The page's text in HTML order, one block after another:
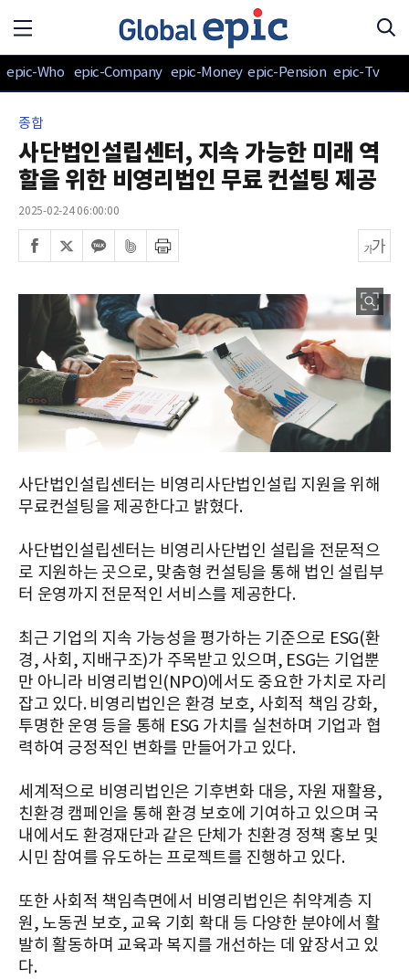
epic-Who epic-Company epic-Money epic-Pension epic-Tv
종합
사단법인설립센터, 지속 가능한 미래 역
할을 위한 비영리법인 무료 컨설팅 제공
2025-02-24 06:00:00
사단법인설립센터는 비영리사단법인설립 지원을 위해
무료컨설팅을 제공한다고 밝혔다.
사단법인설립센터는 비영리사단법인 설립을 전문적으
로 지원하는 곳으로, 맞춤형 컨설팅을 통해 법인 설립부
터 운영까지 전문적인 서비스를 제공한다.
최근 기업의 지속 가능성을 평가하는 기준으로 ESG(환
경, 사회, 지배구조)가 주목받고 있으며, ESG는 기업뿐
만 아니라 비영리법인(NPO)에서도 중요한 가치로 자리
잡고 있다. 비영리법인은 환경 보호, 사회적 책임 강화,
투명한 운영 등을 통해 ESG 가치를 실천하며 기업과 협
력하여 긍정적인 변화를 만들어가고 있다.
세계적으로 비영리법인은 기후변화 대응, 자원 재활용,
친환경 캠페인을 통해 환경 보호에 기여하고 있으며 국
내에서도 환경재단과 같은 단체가 친환경 정책 홍보 및
시민 참여를 유도하는 프로젝트를 진행하고 있다.
또한 사회적 책임측면에서 비영리법인은 취약계층 지
원, 노동권 보호, 교육 기회 확대 등 다양한 분야에서 활
발히 활동하며 교육과 복지를 개선하는 데 앞장서고 있
다.